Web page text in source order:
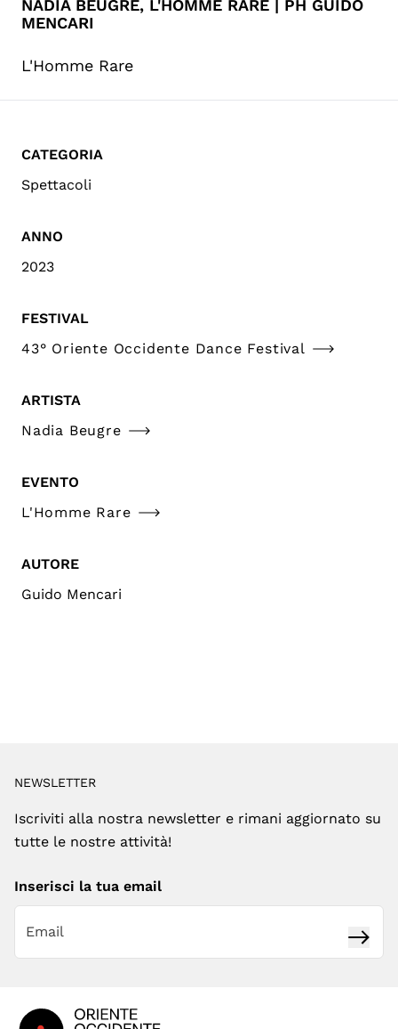
NADIA BEUGRE, L'HOMME RARE | PH GUIDO
MENCARI
L'Homme Rare
CATEGORIA
Spettacoli
ANNO
2023
FESTIVAL
43° Oriente Occidente Dance Festival
ARTISTA
Nadia Beugre
EVENTO
L'Homme Rare
AUTORE
Guido Mencari
NEWSLETTER
Iscriviti alla nostra newsletter e rimani aggiornato su
tutte le nostre attività!
Inserisci la tua email